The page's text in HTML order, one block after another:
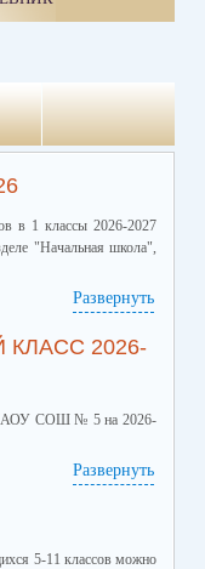
в 1 классы 2026-2027
"Начальная школа",
Развернуть
2026-
МАОУ СОШ № 5 на 2026-
Развернуть
5-11 классов можно